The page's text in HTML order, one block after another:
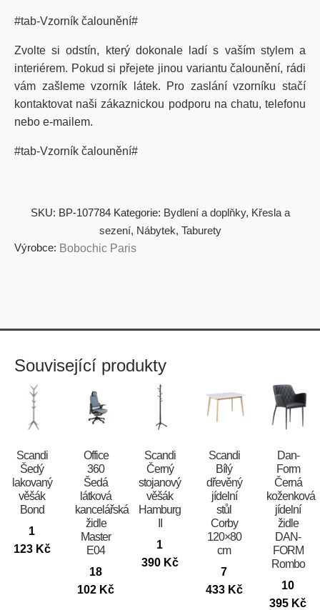
#tab-Vzorník čalounění#
Zvolte si odstín, který dokonale ladí s vaším stylem a
interiérem. Pokud si přejete jinou variantu čalounění, rádi
vám zašleme vzorník látek. Pro zaslání vzorníku stačí
kontaktovat naši zákaznickou podporu na chatu, telefonu
nebo e-mailem.
#tab-Vzorník čalounění#
SKU: BP-107784 Kategorie: Bydlení a doplňky, Křesla a
sezení, Nábytek, Taburety
Výrobce: Bobochic Paris
Související produkty
Scandi
Šedý
lakovaný
věšák
Bond
1
123 Kč
Office
360
Šedá
látková
kancelářská
židle
Master
E04
18
102 Kč
Scandi
Černý
stojanový
věšák
Hamburg
1
390 Kč
Scandi
Bílý
dřevěný
jídelní
stůl
Corby
120×80
cm
7
433 Kč
​​​​​Dan-
Form
Černá
koženková
jídelní
židle
DAN-
FORM
Rombo
10
395 Kč